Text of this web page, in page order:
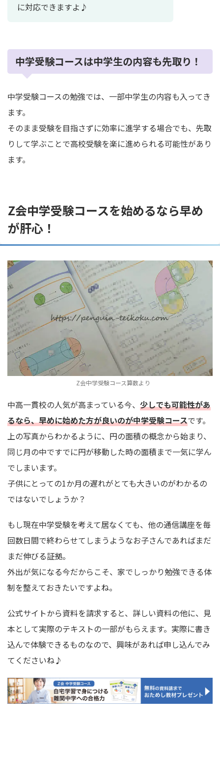
に対応できますよ♪
中学受験コースは中学生の内容も先取り！
中学受験コースの勉強では、一部中学生の内容も入ってき
ます。
そのまま受験を目指さずに効率に進学する場合でも、先取
りして学ぶことで高校受験を楽に進められる可能性があり
ます。
Z会中学受験コースを始めるなら早め
が肝心！
Z会中学受験コース算数より
中高一貫校の人気が高まっている今、 少しでも可能性があ
るなら、早めに始めた方が良いのが中学受験コースです。
上の写真からわかるように、円の面積の概念から始まり、
同じ月の中ですでに円が移動した時の面積まで一気に学ん
でしまいます。
子供にとっての1か月の遅れがとても大きいのがわかるの
ではないでしょうか？
もし現在中学受験を考えて居なくても、他の通信講座を毎
回数日間で終わらせてしまうようなお子さんであればまだ
まだ伸びる証拠。
外出が気になる今だからこそ、家でしっかり勉強できる体
制を整えておきたいですよね。
公式サイトから資料を請求すると、詳しい資料の他に、見
本として実際のテキストの一部がもらえます。実際に書き
込んで体験できるものなので、興味があれば申し込んでみ
てくださいね♪